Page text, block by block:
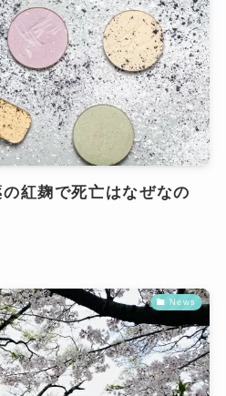
紅麹で死亡はなぜなの
News